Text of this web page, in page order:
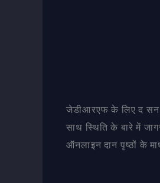
जेडीआरएफ के लिए द सन
साथ स्थिति के बारे में
ऑनलाइन दान पृष्ठों के